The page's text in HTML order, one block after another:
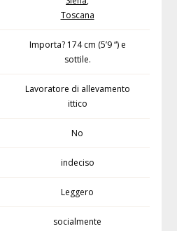
Toscana
Importa? 174 cm (5’9 “) e
sottile.
Lavoratore di allevamento
ittico
No
indeciso
Leggero
socialmente